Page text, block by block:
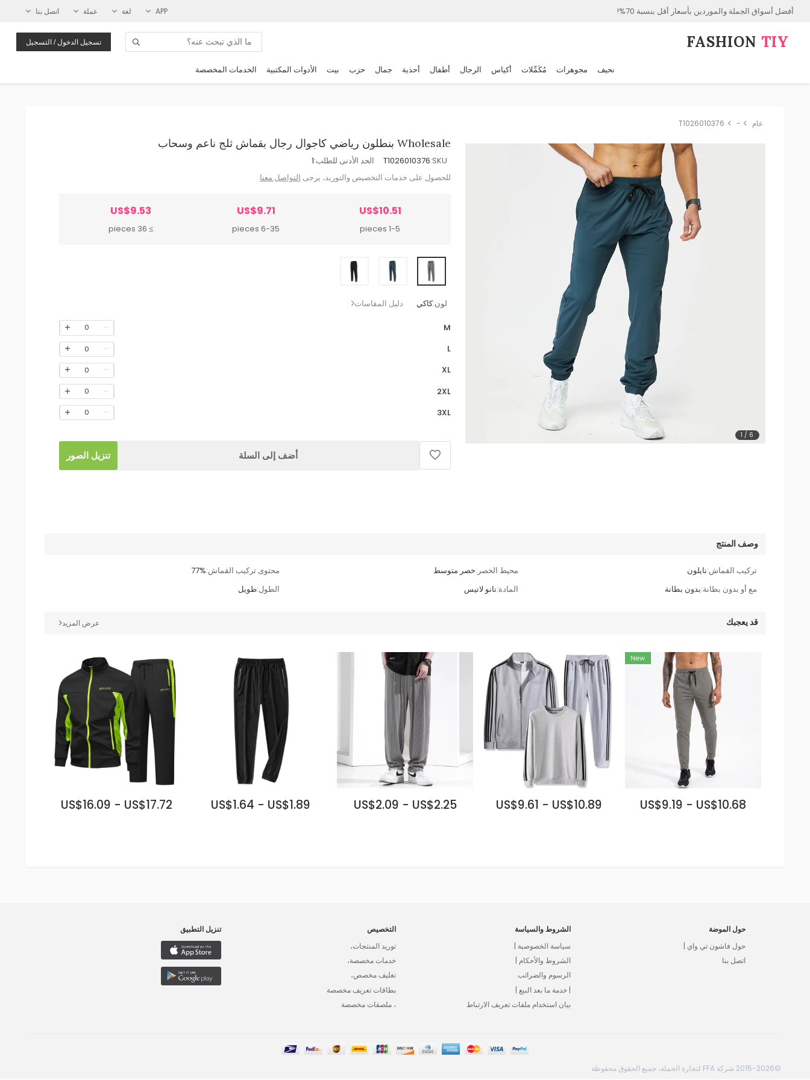
أفضل أسواق الجملة والموردين بأسعار أقل بنسبة 70%! APP لغة عملة اتصل بنا
FASHION⁠ TIY تسجيل الدخول / التسجيل
نحيف مجوهرات مُكَمِّلات أكياس الرجال أطفال أحذية جمال حزب بيت الأدوات المكتبية الخدمات المخصصة
عام -
T1026010376
1 / 6
Wholesale بنطلون رياضي كاجوال رجال بقماش ثلج ناعم وسحاب
SKU:
T1026010376 الحد الأدنى للطلب:1
للحصول على خدمات التخصيص والتوريد، يرجى التواصل معنا
US$10.51
1-5 pieces
US$9.71
6-35 pieces
US$9.53
≥ 36 pieces
لون:كاكي دليل المقاسات
M
0
L
0
XL
0
2XL
0
3XL
0
أضف إلى السلة تنزيل الصور
وصف المنتج
تركيب القماش:نايلون محيط الخصر:خصر متوسط محتوى تركيب القماش:77%
مع أو بدون بطانة:بدون بطانة المادة:نانو لاتيس الطول:طويل
قد يعجبك عرض المزيد
US$9.19 - US$10.68
US$9.61 - US$10.89
US$2.09 - US$2.25
US$1.64 - US$1.89
US$16.09 - US$17.72
حول الموضة
حول فاشون تي واي |
اتصل بنا
الشروط والسياسة
سياسة الخصوصية |
الشروط والأحكام |
الرسوم والضرائب
| خدمة ما بعد البيع |
بيان استخدام ملفات تعريف الارتباط
التخصيص
توريد المنتجات،
خدمات مخصصة،
تغليف مخصص،
بطاقات تعريف مخصصة
، ملصقات مخصصة
تنزيل التطبيق
©2015-2026 شركة FFA لتجارة الجملة، جميع الحقوق محفوظة